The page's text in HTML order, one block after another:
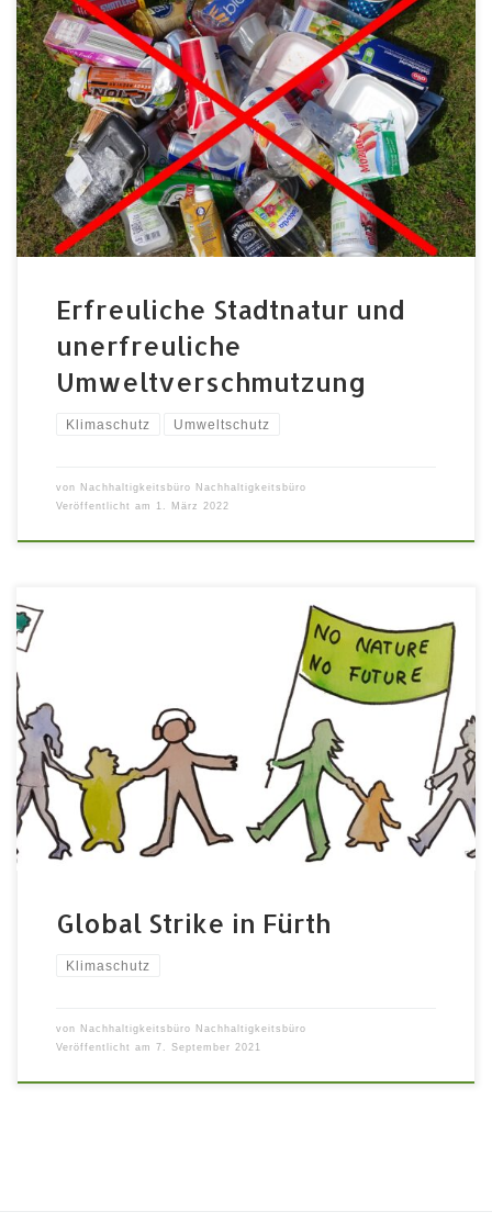
Sonntag 10.07.2022 | 13:00 – 17:00 Uhr | im Zelt
Umweltstation „Grünes Haus„ „Wissenswerte Themen
rund um die Plastikproblematik“ und
NaturschutzPlastikmüll überschwemmt förmlich die
Erde. Das bedroht die Lebenswelt von Tieren und
Pflanzen und letztendlich auch von uns Menschen
massiv. In Deutschland werden jährlich ca. 20
Millionen Tonnen Plastikmüll produziert, […]
Erfreuliche Stadtnatur und
unerfreuliche
Umweltverschmutzung
Klimaschutz Umweltschutz
von Nachhaltigkeitsbüro Nachhaltigkeitsbüro
Veröffentlicht am
1. März 2022
September 24 @ 16:00 – 17:30 mit Fahrrad-
Sternfahrten aus dem Fürther Landkreis ab 14:30/15
https://www.families4future.net/) Flutkatastrophen,
Waldbrände einer ganz neuen Kategorie unter
anderem am Mittelmeer, Russland, USA, immer
häufigere und intensivere Hitzewellen und ein
aktueller IPCC-Bericht, der klarer nicht sein könnte:
Act now! Doch noch immer […]
Global Strike in Fürth
Klimaschutz
von Nachhaltigkeitsbüro Nachhaltigkeitsbüro
Veröffentlicht am 7. September 2021